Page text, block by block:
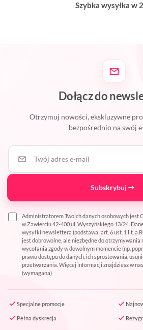
Szybka wysyłka w
Dołącz do
Otrzymuj nowości, ekskluzywne
bezpośrednio na swój
Twój adres e-mail
Subskrybuj
Administratorem Twoich danych osobowych jest
w Zawierciu 42-400 ul. Wyszyńskiego 13/24.
wysyłki newslettera (podstawa: art. 6 ust. 1 lit. a
jest dobrowolne, ale niezbędne do otrzymywania
wycofania zgody w dowolnym momencie (np.
prawo dostępu do danych, ich sprostowania,
przetwarzania. Więcej informacji znajdziesz w
(wymagana)
Specjalne promocje
Pełna dyskrecja